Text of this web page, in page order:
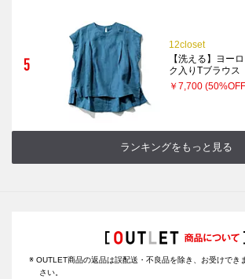
12closet
【洗える】ヨー
ク入りTブラウス
￥7,700
ランキングをもっと見る
※ OUTLET商品の返品は誤配送・不良品を除き、お受けでき
さい。